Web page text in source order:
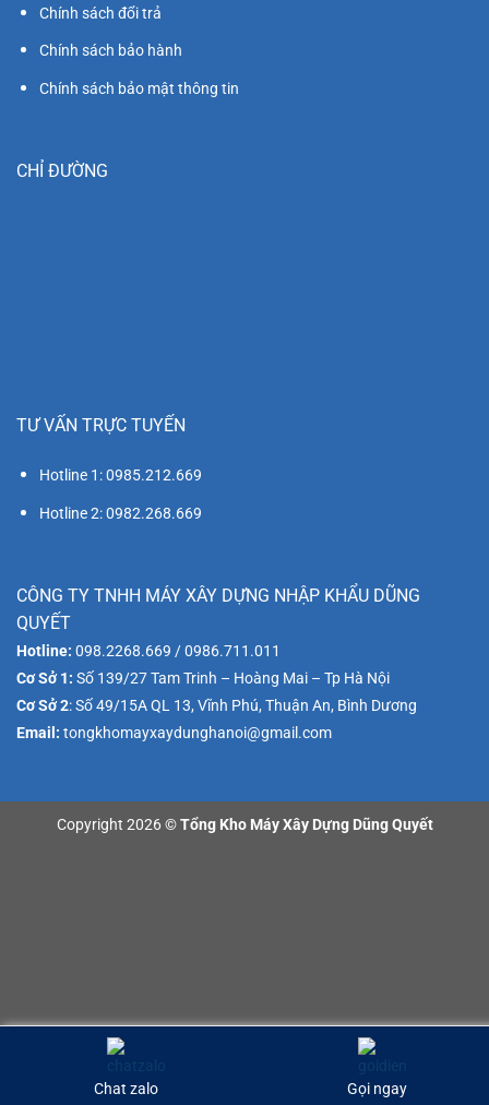
Chính sách đổi trả
Chính sách bảo hành
Chính sách bảo mật thông tin
CHỈ ĐƯỜNG
TƯ VẤN TRỰC TUYẾN
Hotline 1: 0985.212.669
Hotline 2: 0982.268.669
CÔNG TY TNHH MÁY XÂY DỰNG NHẬP KHẨU DŨNG
QUYẾT
Hotline: 098.2268.669 / 0986.711.011
Cơ Sở 1: Số 139/27 Tam Trinh – Hoàng Mai – Tp Hà Nội
Cơ Sở 2: Số 49/15A QL 13, Vĩnh Phú, Thuận An, Bình Dương
Email: tongkhomayxaydunghanoi@gmail.com
Copyright 2026 ©Tổng Kho Máy Xây Dựng Dũng Quyết
Chat zalo Gọi ngay